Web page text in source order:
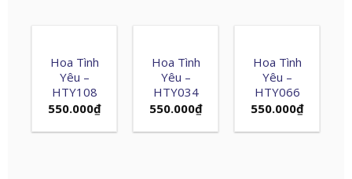
Hoa Tình
Yêu –
HTY108
550.000₫
Hoa Tình
Yêu –
HTY034
550.000₫
Hoa Tình
Yêu –
HTY066
550.000₫